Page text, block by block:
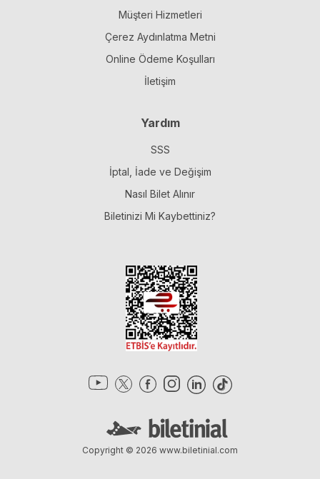
Müşteri Hizmetleri
Çerez Aydınlatma Metni
Online Ödeme Koşulları
İletişim
Yardım
SSS
İptal, İade ve Değişim
Nasıl Bilet Alınır
Biletinizi Mi Kaybettiniz?
Copyright © 2026 www.biletinial.com